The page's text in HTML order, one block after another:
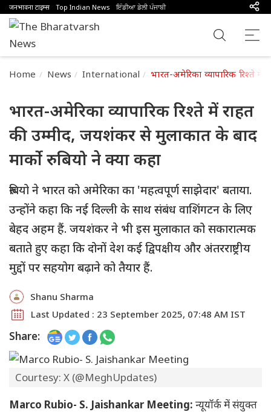
जनभावना टाइम्स Top Indian News ਇੰਡੀਆ ਡੇਲੀ ਪੰਜਾਬੀ
Home News International भारत-अमेरिका व्यापारिक रिश्ते
भारत-अमेरिका व्यापारिक रिश्ते में राहत
की उम्मीद, जयशंकर से मुलाकात के बाद
मार्को रुबियो ने क्या कहा
रुबियो ने भारत को अमेरिका का 'महत्वपूर्ण साझेदार' बताया.
उन्होंने कहा कि नई दिल्ली के साथ संबंध वाशिंगटन के लिए
बेहद अहम हैं. जयशंकर ने भी इस मुलाकात को सकारात्मक
बताते हुए कहा कि दोनों देश कई द्विपक्षीय और अंतरराष्ट्रीय
मुद्दों पर सहयोग बढ़ाने को तैयार हैं.
Shanu Sharma
Last Updated : 23 September 2025, 07:48 AM IST
Share:
Courtesy: X (@MeghUpdates)
Marco Rubio- S. Jaishankar Meeting: न्यूयॉर्क में संयुक्त